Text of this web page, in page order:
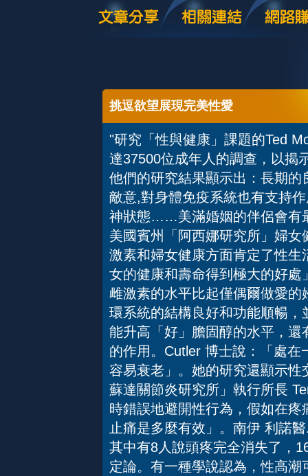
挑逗欲望展現完美性愛
"研究「性與健康」課題的Ted
達37500位成年人的調查，以揭
他們的研究結果顯示出：長期
敵意,對身體免疫系統也有支持
神狀態……美滿婚姻的伴侶會有
美國賓州「阿西娜研究所」婦
激素和婦女健康方面肯定了性
女的健康和壽命得到極大的好
雌激素的水平比起僅偶爾做愛
環系統的結構良好和功能順暢
能升高「好」膽固醇的水平，
的作用。Cutler 博士說：「處
容易衰老」。她的研究還顯示
蘇達關節炎研究所」執行所長
時錯誤地避開性行為，假如在
止痛是多麼有效」。南伊 利諾
其中有8人說頭疼完全消失了，
定論。有一種學說認為，性高